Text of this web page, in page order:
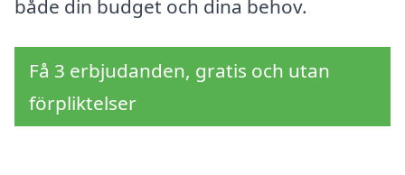
både din budget och dina behov.
Få 3 erbjudanden, gratis och utan
förpliktelser